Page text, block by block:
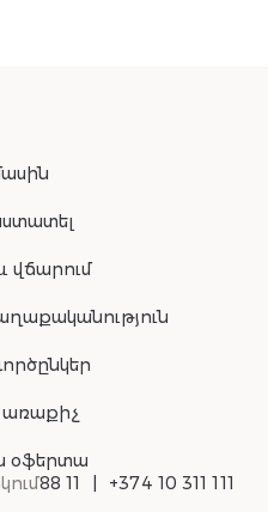
վճարում
օֆերտա
88 11 +374 10 311 111